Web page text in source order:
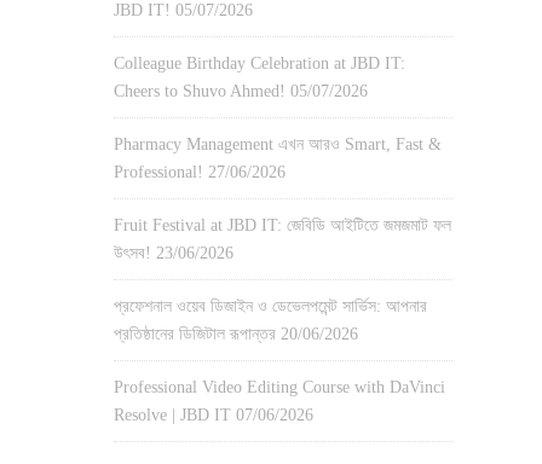
JBD IT! 05/07/2026
Colleague Birthday Celebration at JBD IT:
Cheers to Shuvo Ahmed! 05/07/2026
Pharmacy Management এখন আরও Smart, Fast &
Professional! 27/06/2026
Fruit Festival at JBD IT: জেবিডি আইটিতে জমজমাট ফল
উৎসব! 23/06/2026
প্রফেশনাল ওয়েব ডিজাইন ও ডেভেলপমেন্ট সার্ভিস: আপনার
প্রতিষ্ঠানের ডিজিটাল রূপান্তর 20/06/2026
Professional Video Editing Course with DaVinci
Resolve | JBD IT 07/06/2026